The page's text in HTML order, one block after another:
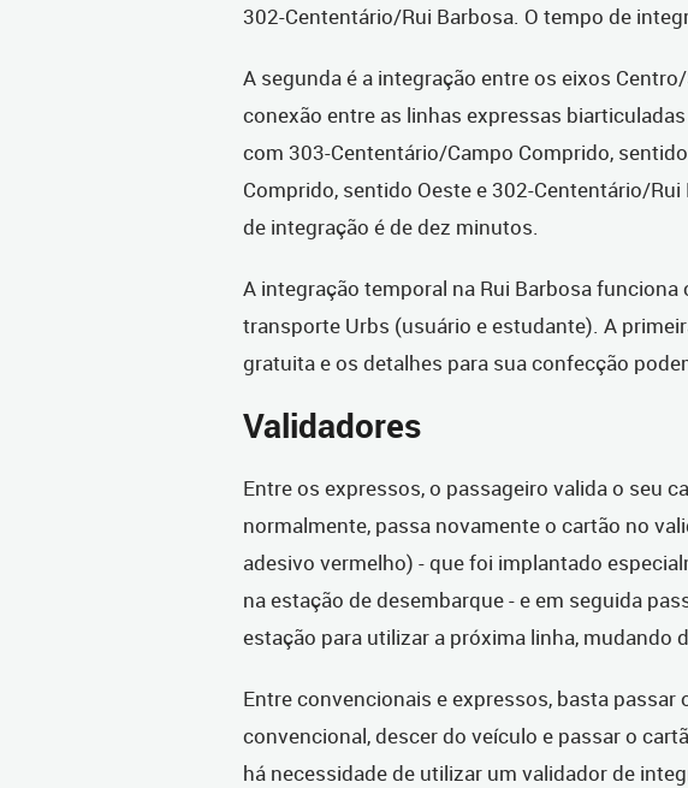
302-Cententário/Rui Barbosa. O tempo de
A segunda é a integração entre os eixos
conexão entre as linhas expressas
com 303-Cententário/Campo Comprido,
Comprido, sentido Oeste e 302-Cententário/
de integração é de dez minutos.
A integração temporal na Rui Barbosa
transporte Urbs (usuário e estudante). A
gratuita e os detalhes para sua confecção
Validadores
Entre os expressos, o passageiro valida o seu
normalmente, passa novamente o cartão no
adesivo vermelho) - que foi implantado
na estação de desembarque - e em seguida
estação para utilizar a próxima linha, mudando
Entre convencionais e expressos, basta passar
convencional, descer do veículo e passar o
há necessidade de utilizar um validador de